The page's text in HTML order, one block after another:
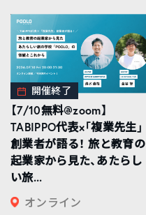
開催終了
【7/10無料@zoom】
TABIPPO代表×「複業先生」
創業者が語る！ 旅と教育の
起業家から見た、あたらし
い旅...
オンライン